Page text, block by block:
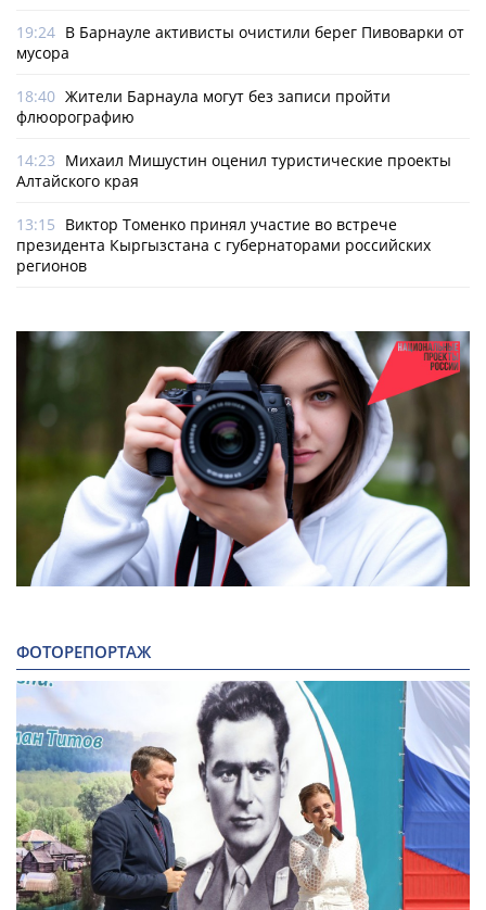
19:24 В Барнауле активисты очистили берег Пивоварки от
мусора
18:40 Жители Барнаула могут без записи пройти
флюорографию
14:23 Михаил Мишустин оценил туристические проекты
Алтайского края
13:15 Виктор Томенко принял участие во встрече
президента Кыргызстана с губернаторами российских
регионов
ФОТОРЕПОРТАЖ